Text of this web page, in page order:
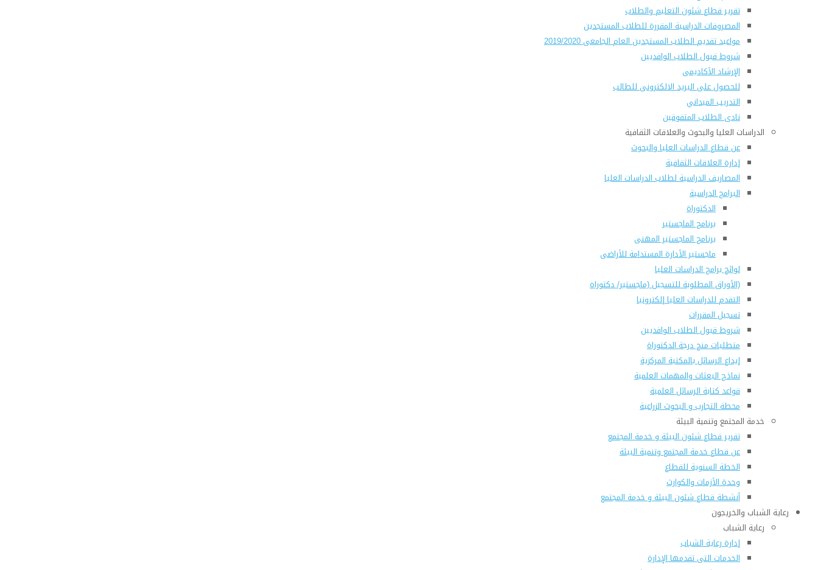
تقرير قطاع شئون التعليم والطلاب
المصروفات الدراسية المقررة للطلاب المستجدين
مواعيد تقديم الطلاب المستجدين العام الجامعى 2019/2020
شروط قبول الطلاب الوافديين
الإرشاد الأكاديمى
للحصول على البريد الالكترونى للطالب
التدريب الميداني
نادى الطلاب المتفوقين
الدراسات العليا والبحوث والعلاقات الثقافية
عن قطاع الدراسات العليا والبحوث
إدارة العلاقات الثقافية
المصاريف الدراسية لطلاب الدراسات العليا
البرامج الدراسية
الدكتوراة
برنامج الماجستير
برنامج الماجستير المهنى
ماجستير الأدارة المستدامة للأراضى
لوائح برامج الدراسات العليا
(الأوراق المطلوبة للتسجيل (ماجستير/ دكتوراه
التقدم للدراسات العليا إلكترونيا
تسجيل المقررات
شروط قبول الطلاب الوافديين
متطلبات منح درجة الدكتوراة
إيداع الرسائل بالمكتبة المركزية
نماذج البعثات والمهمات العلمية
قواعد كتابة الرسائل العلمية
محطة التجارب و البحوث الزراعية
خدمة المجتمع وتنمية البيئة
تقرير قطاع شئون البيئة و خدمة المجتمع
عن قطاع خدمة المجتمع وتنمية البيئة
الخطة السنوية للقطاع
وحدة الأزمات والكوارث
أنشطة قطاع شئون البيئة و خدمة المجتمع
رعاية الشباب والخريجون
رعاية الشباب
إدارة رعاية الشباب
الخدمات التى تقدمها الإدارة